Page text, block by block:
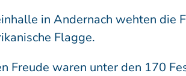
in Andernach wehten die
Flagge.
Freude waren unter den 170